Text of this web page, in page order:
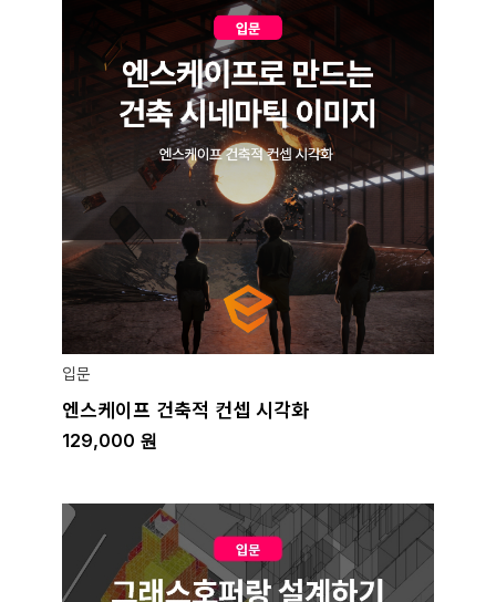
입문
엔스케이프 건축적 컨셉 시각화
129,000 원